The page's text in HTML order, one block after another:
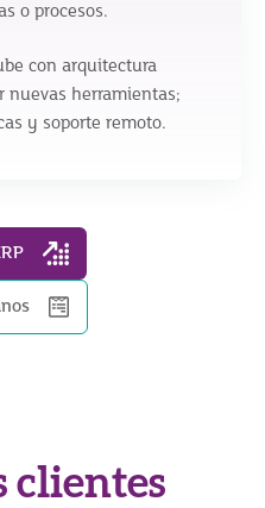
o procesos.
con arquitectura
nuevas herramientas;
y soporte remoto.
clientes